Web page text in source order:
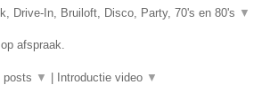
Drive-In, Bruiloft, Disco, Party, 70's en 80's ▼
afspraak.
posts ▼ Introductie video ▼